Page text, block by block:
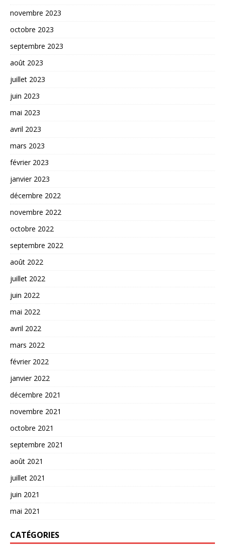
novembre 2023
octobre 2023
septembre 2023
août 2023
juillet 2023
juin 2023
mai 2023
avril 2023
mars 2023
février 2023
janvier 2023
décembre 2022
novembre 2022
octobre 2022
septembre 2022
août 2022
juillet 2022
juin 2022
mai 2022
avril 2022
mars 2022
février 2022
janvier 2022
décembre 2021
novembre 2021
octobre 2021
septembre 2021
août 2021
juillet 2021
juin 2021
mai 2021
CATÉGORIES